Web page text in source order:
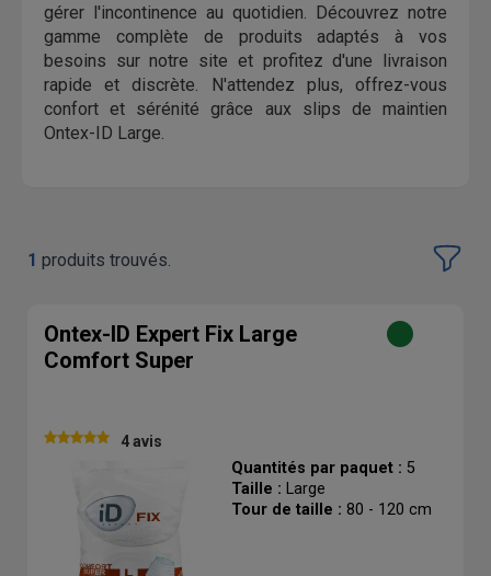
gérer l'incontinence au quotidien. Découvrez notre
gamme complète de produits adaptés à vos
besoins sur notre site et profitez d'une livraison
rapide et discrète. N'attendez plus, offrez-vous
confort et sérénité grâce aux slips de maintien
Ontex-ID Large.
1 produits trouvés.
Ontex-ID Expert Fix Large
Comfort Super
4 avis
Quantités par paquet : 5
Taille : Large
Tour de taille : 80 - 120 cm